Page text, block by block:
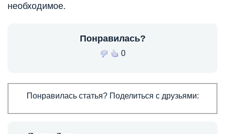
необходимое.
Понравилась?
0
Понравилась статья? Поделиться с друзьями: